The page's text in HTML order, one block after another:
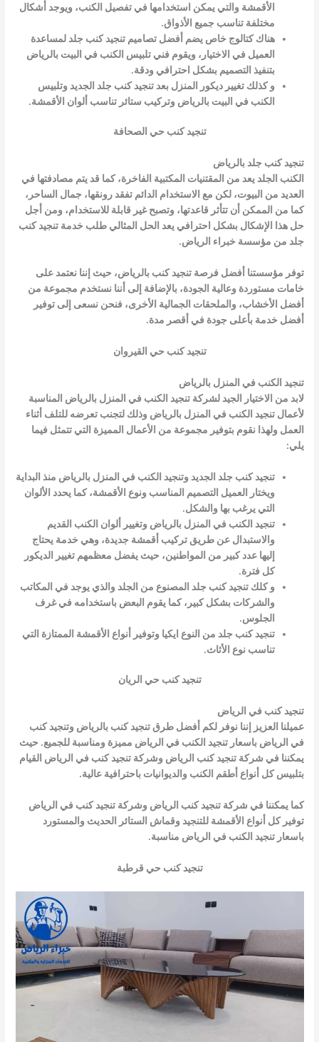
الأقمشة والتي يمكن استخدامها في تفصيل الكنب، ويوجد أشكال
مختلفة تناسب جميع الأذواق.
هناك كتالوج خاص يضم أفضل تصاميمتنجيد كنب جلد لمساعدة
العميل في الاختيار، ويقوم فنيتلبيس الكنب في البيت بالرياض
بتنفيذ التصميم بشكل احترافي ودقة.
و كذلك تغيير ديكور المنزل بعد تنجيد كنب جلد الجديد وتلبيس
الكنب في البيت بالرياض وتركيب ستائر تناسب ألوان الأقمشة.
تنجيد كنب حي الصحافة
تنجيد كنب جلد بالرياض
الكنب الجلد يعد من المقتنيات المكتبية الفاخرة، كما قد يتم مصادفتها في
العديد من البيوت، لكن مع الاستخدام الدائم تفقد رونقها، جمال الساحر،
كما من الممكن أن تتأثر قاعدتها، وتصبح غير قابلة للاستخدام، ومن أجل
حل هذا الإشكال بشكل احترافي يعد الحل المثالي طلب خدمة تنجيد كنب
جلد من مؤسسة خبراء الرياض.
توفر مؤسستنا أفضل فرصة تنجيد كنب بالرياض، حيث إننا نعتمد على
خامات مستوردة وعالية الجودة، بالإضافة إلى أننا نستخدم مجموعة من
أفضل الأخشاب، والملحقات الجمالية الأخرى، فنحن نسعى إلى توفير
أفضل خدمة بأعلى جودة في أقصر مدة.
تنجيد كنب حي القيروان
تنجيد الكنب في المنزل بالرياض
لابد من الاختيار الجيد لشركةتنجيد الكنب في المنزل بالرياض المناسبة
لأعمالتنجيد الكنب في المنزل بالرياض وذلك لتجنب تعرضه للتلف أثناء
العمل ولهذا نقوم بتوفير مجموعة من الأعمال المميزة التي تتمثل فيما
يلي:
تنجيد كنب جلد الجديد وتنجيد الكنب في المنزل بالرياض منذ البداية
ويختار العميل التصميم المناسب ونوع الأقمشة، كما يحدد الألوان
التي يرغب بها والشكل.
تنجيد الكنب في المنزل بالرياض وتغيير ألوان الكنب القديم
والاستبدال عن طريق تركيب أقمشة جديدة، وهي خدمة يحتاج
إليها عدد كبير من المواطنين، حيث يفضل معظمهم تغيير الديكور
كل فترة.
و كلك تنجيد كنب جلد المصنوع من الجلد والذي يوجد في المكاتب
والشركات بشكل كبير، كما يقوم البعض باستخدامه في غرف
الجلوس.
تنجيد كنب جلد من النوع ايكيا وتوفير أنواع الأقمشة الممتازة التي
تناسب نوع الأثاث.
تنجيد كنب حي الريان
تنجيد كنب في الرياض
عميلنا العزيز إننا نوفر لكم أفضل طرق تنجيد كنب بالرياض وتنجيد كنب
في الرياض باسعار تنجيد الكنب في الرياض مميزة ومناسبة للجميع. حيث
يمكننا في شركة تنجيد كنب الرياض وشركة تنجيد كنب في الرياض القيام
بتلبيس كل أنواع أطقم الكنب والديوانيات باحترافية عالية.
كما يمكننا في شركة تنجيد كنب الرياض وشركة تنجيد كنب في الرياض
توفير كل أنواع الأقمشة للتنجيد وقماش الستائر الحديث والمستورد
باسعار تنجيد الكنب في الرياض مناسبة.
تنجيد كنب حي قرطبة